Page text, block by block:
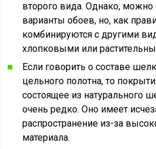
второго вида. Однако, можно
варианты обоев, но, как
комбинируются с другими
хлопковыми или
Если говорить о составе
цельного полотна, то
состоящее из натурального
очень редко. Оно имеет
распространение из-за
материала.